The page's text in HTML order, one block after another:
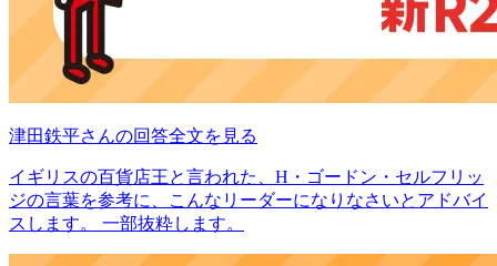
津田鉄平さんの回答全文を見る
イギリスの百貨店王と言われた、H・ゴードン・セルフリッ
ジの言葉を参考に、こんなリーダーになりなさいとアドバイ
スします。 一部抜粋します。